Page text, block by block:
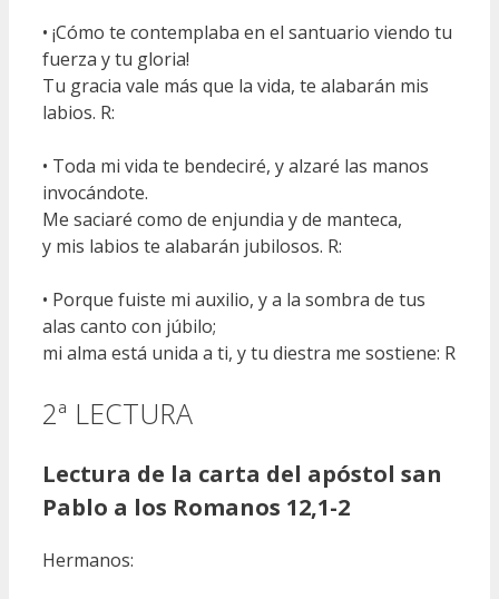
• ¡Cómo te contemplaba en el santuario viendo tu
fuerza y tu gloria!
Tu gracia vale más que la vida, te alabarán mis
labios. R:
• Toda mi vida te bendeciré, y alzaré las manos
invocándote.
Me saciaré como de enjundia y de manteca,
y mis labios te alabarán jubilosos. R:
• Porque fuiste mi auxilio, y a la sombra de tus
alas canto con júbilo;
mi alma está unida a ti, y tu diestra me sostiene: R
2ª LECTURA
Lectura de la carta del apóstol san
Pablo a los Romanos 12,1-2
Hermanos: